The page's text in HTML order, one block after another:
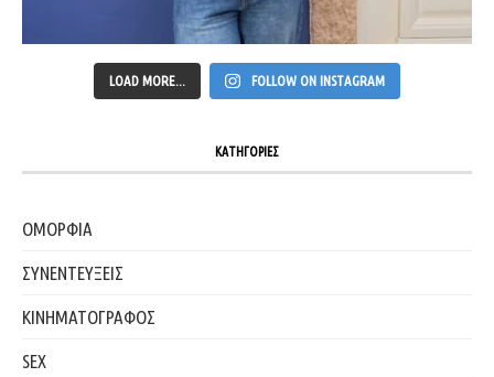
LOAD MORE... FOLLOW ON INSTAGRAM
ΚΑΤΗΓΟΡΙΕΣ
ΟΜΟΡΦΙΑ
ΣΥΝΕΝΤΕΥΞΕΙΣ
ΚΙΝΗΜΑΤΟΓΡΑΦΟΣ
SEX